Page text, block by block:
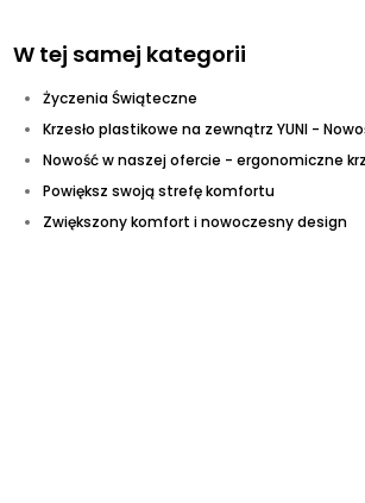
W tej samej kategorii
Życzenia Świąteczne
Krzesło plastikowe na zewnątrz YUNI -
Nowość w naszej ofercie - ergonomiczne
Powiększ swoją strefę komfortu
Zwiększony komfort i nowoczesny design